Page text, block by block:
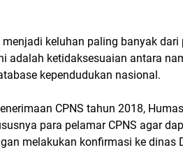
keluhan paling banyak
adalah ketidaksesuaian antara
kependudukan nasional.
CPNS tahun 2018,
para pelamar CPNS agar
melakukan konfirmasi ke dinas